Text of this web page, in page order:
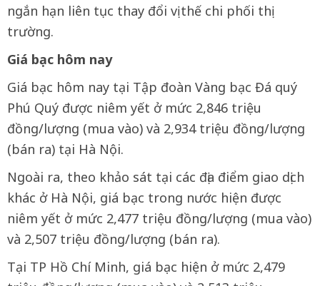
ngắn hạn liên tục thay đổi vị thế chi phối thị
trường.
Giá bạc hôm nay
Giá bạc hôm nay tại Tập đoàn Vàng bạc Đá quý
Phú Quý được niêm yết ở mức 2,846 triệu
đồng/lượng (mua vào) và 2,934 triệu đồng/lượng
(bán ra) tại Hà Nội.
Ngoài ra, theo khảo sát tại các địa điểm giao dịch
khác ở Hà Nội, giá bạc trong nước hiện được
niêm yết ở mức 2,477 triệu đồng/lượng (mua vào)
và 2,507 triệu đồng/lượng (bán ra).
Tại TP Hồ Chí Minh, giá bạc hiện ở mức 2,479